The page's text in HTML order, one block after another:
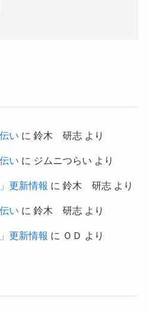
い に 鈴木 研志より
い に ジムニつらい より
更新情報 に 鈴木 研志より
い に 鈴木 研志より
更新情報 に ＯＤ より